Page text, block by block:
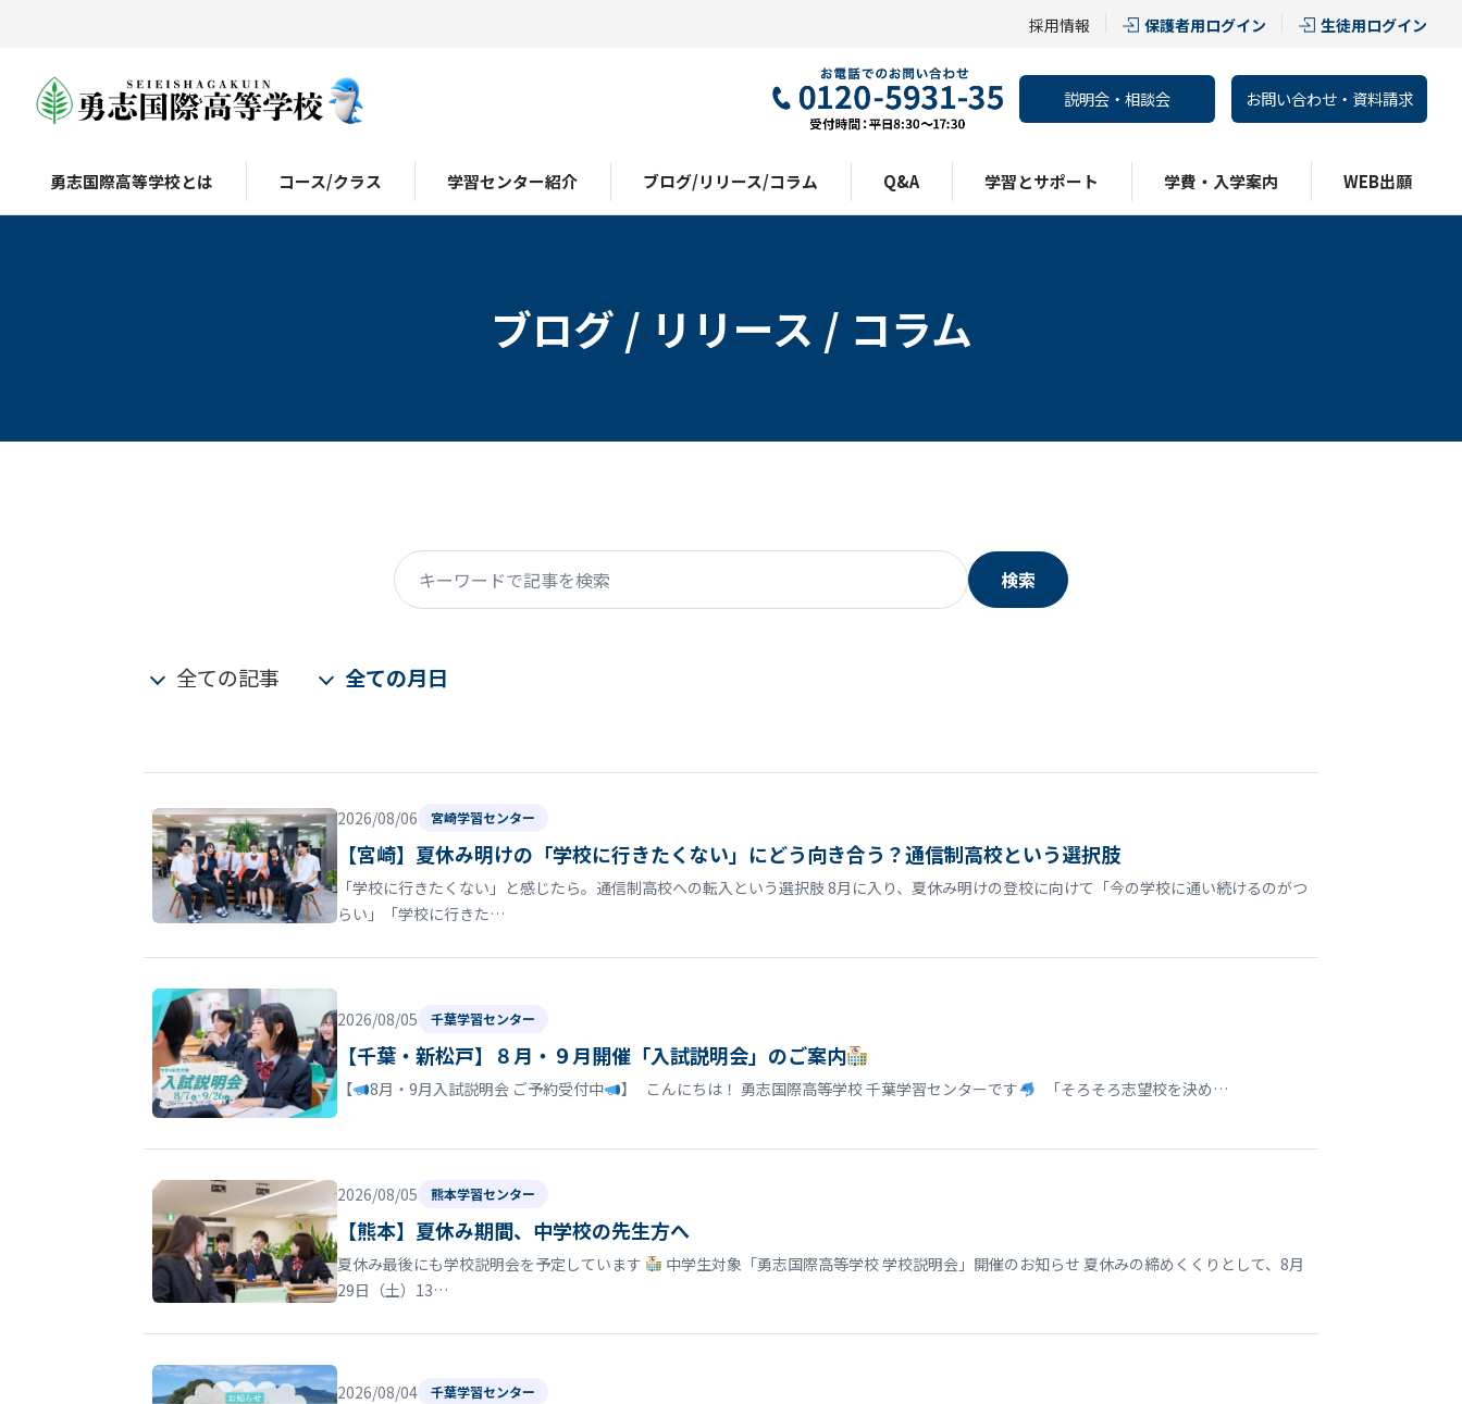
採用情報 保護者用ログイン 生徒用ログイン
説明会・相談会 お問い合わせ・資料請求
勇志国際高等学校とは コース/クラス 学習センター紹介 ブログ/リリース/コラム Q&A 学習とサポート 学費・入学案内 WEB出願
ブログ / リリース / コラム
キーワードで記事を検索
検索
全ての記事 全ての月日
2026/08/06 宮崎学習センター
【宮崎】夏休み明けの「学校に行きたくない」にどう向き合う？通信制高校という選択肢
「学校に行きたくない」と感じたら。通信制高校への転入という選択肢 8月に入り、夏休み明けの登校に向けて「今の学校に通い続けるのがつ
らい」「学校に行きた…
2026/08/05 千葉学習センター
【千葉・新松戸】８月・９月開催「入試説明会」のご案内
【 8月・9月入試説明会 ご予約受付中 】 こんにちは！ 勇志国際高等学校 千葉学習センターです 「そろそろ志望校を決め…
2026/08/05 熊本学習センター
【熊本】夏休み期間、中学校の先生方へ
夏休み最後にも学校説明会を予定しています
中学生対象「勇志国際高等学校 学校説明会」開催のお知らせ 夏休みの締めくくりとして、8月
29日（土）13…
2026/08/04 千葉学習センター